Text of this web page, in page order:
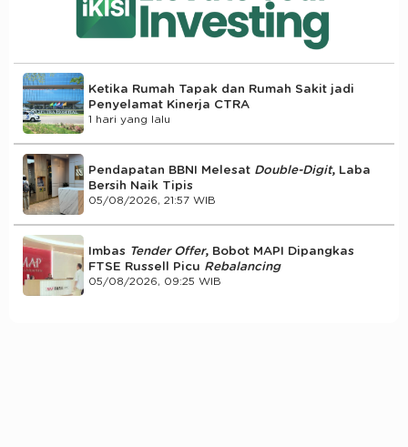
Ketika Rumah Tapak dan Rumah Sakit jadi
Penyelamat Kinerja CTRA
1 hari yang lalu
Pendapatan BBNI Melesat Double-Digit, Laba
Bersih Naik Tipis
05/08/2026, 21:57 WIB
Imbas Tender Offer, Bobot MAPI Dipangkas
FTSE Russell Picu Rebalancing
05/08/2026, 09:25 WIB